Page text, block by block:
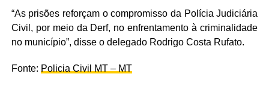
“As prisões reforçam o compromisso da Polícia Judiciária
Civil, por meio da Derf, no enfrentamento à criminalidade
no município”, disse o delegado Rodrigo Costa Rufato.
Fonte: Policia Civil MT – MT